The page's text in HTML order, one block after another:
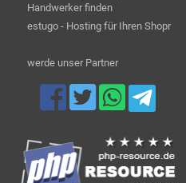
Handwerker finden
estugo - Hosting für Ihren Shopr
werde unser Partner